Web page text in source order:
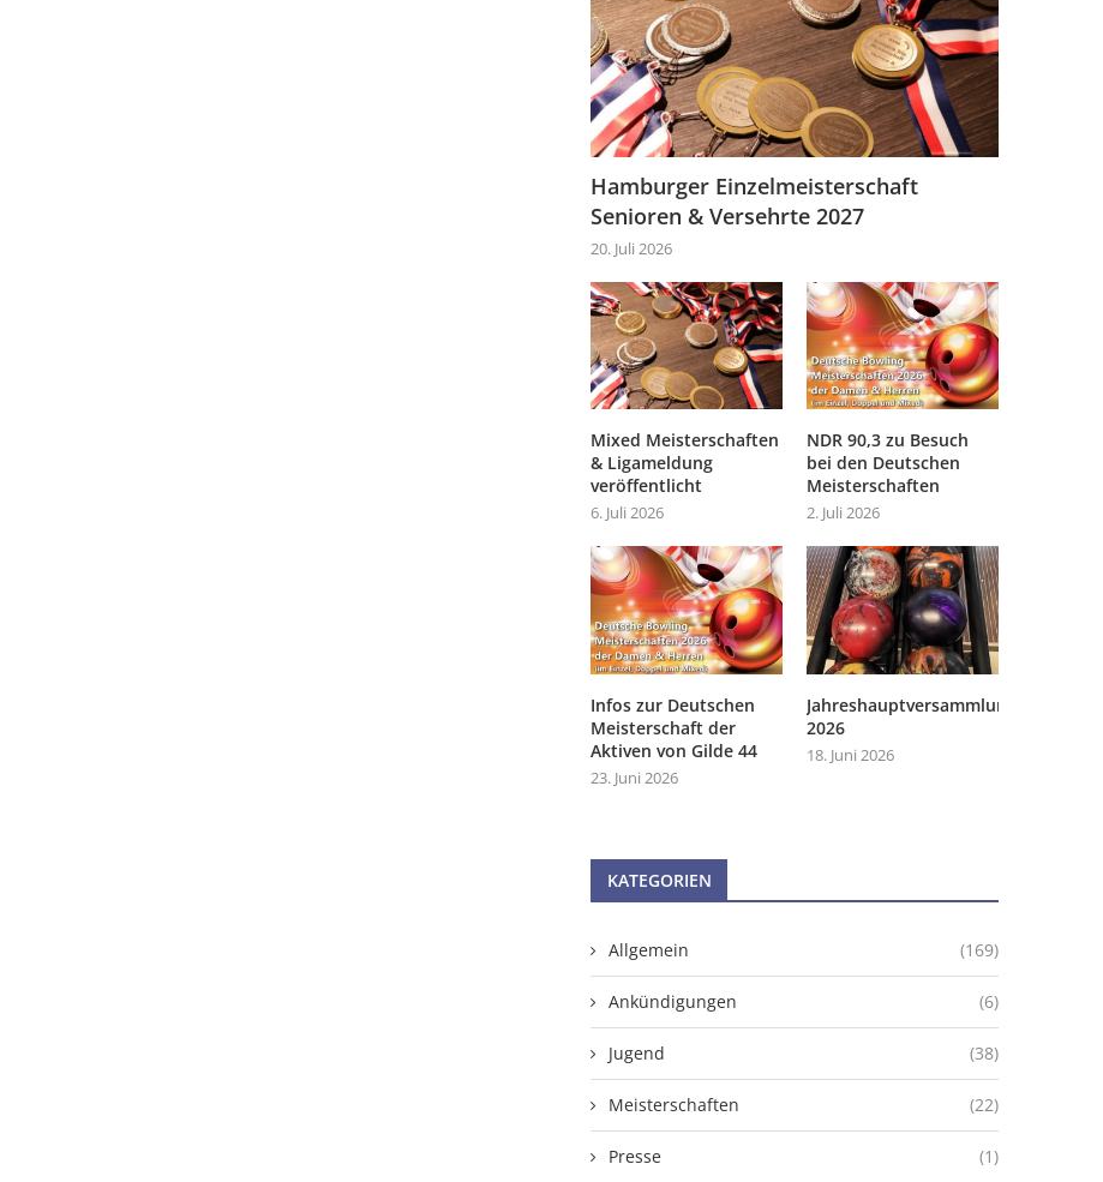
Hamburger Einzelmeisterschaft
Senioren & Versehrte 2027
20. Juli 2026
Mixed Meisterschaften
& Ligameldung
veröffentlicht
6. Juli 2026
NDR 90,3 zu Besuch
bei den Deutschen
Meisterschaften
2. Juli 2026
Infos zur Deutschen
Meisterschaft der
Aktiven von Gilde 44
23. Juni 2026
Jahreshauptversammlung
2026
18. Juni 2026
KATEGORIEN
Allgemein (169)
Ankündigungen (6)
Jugend (38)
Meisterschaften (22)
Presse (1)